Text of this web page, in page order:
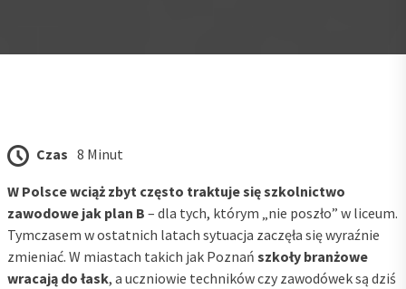
Czas 8 Minut
W Polsce wciąż zbyt często traktuje się szkolnictwo
zawodowe jak plan B – dla tych, którym „nie poszło” w liceum.
Tymczasem w ostatnich latach sytuacja zaczęła się wyraźnie
zmieniać. W miastach takich jak Poznań szkoły branżowe
wracają do łask, a uczniowie techników czy zawodówek są dziś